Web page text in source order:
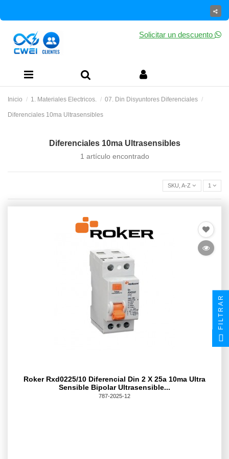
Solicitar un descuento
Inicio 1. Materiales Electricos. 07. Din Disyuntores Diferenciales
Diferenciales 10ma Ultrasensibles
Diferenciales 10ma Ultrasensibles
1 artículo encontrado
SKU,
Roker Rxd0225/10 Diferencial Din 2 X 25a 10ma Ultra
Sensible Bipolar Ultrasensible...
787-2025-12
FILTRAR